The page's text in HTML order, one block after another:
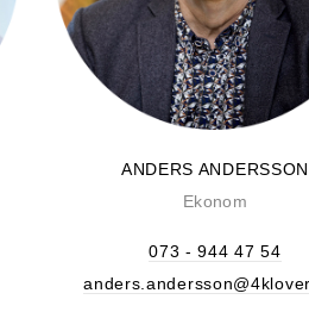
ANDERS ANDERSSON
Ekonom
073 - 944 47 54